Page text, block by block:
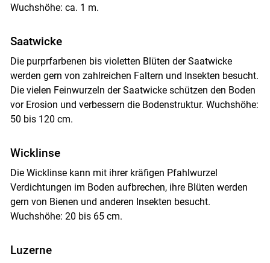
Wuchshöhe: ca. 1 m.
Saatwicke
Die purprfarbenen bis violetten Blüten der Saatwicke
werden gern von zahlreichen Faltern und Insekten besucht.
Die vielen Feinwurzeln der Saatwicke schützen den Boden
vor Erosion und verbessern die Bodenstruktur. Wuchshöhe:
50 bis 120 cm.
Wicklinse
Die Wicklinse kann mit ihrer kräfigen Pfahlwurzel
Verdichtungen im Boden aufbrechen, ihre Blüten werden
gern von Bienen und anderen Insekten besucht.
Wuchshöhe: 20 bis 65 cm.
Luzerne